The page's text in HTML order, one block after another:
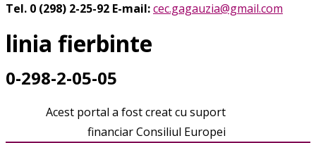
Tel. 0 (298) 2-25-92 E-mail:cec.gagauzia@gmail.com
linia fierbinte
0-298-2-05-05
Acest portal a fost creat cu suport
financiar Consiliul Europei